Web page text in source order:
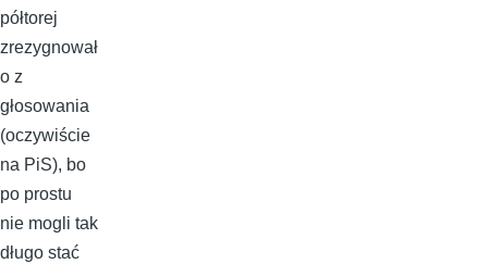
półtorej
zrezygnował
o z
głosowania
(oczywiście
na PiS), bo
po prostu
nie mogli tak
długo stać